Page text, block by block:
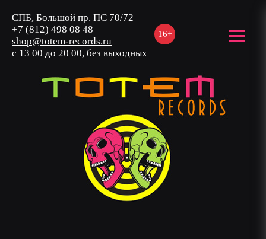
16+
СПБ, Большой пр. ПС 70/72
+7 (812) 498 08 48
shop@totem-records.ru
с 13 00 до 20 00, без выходных